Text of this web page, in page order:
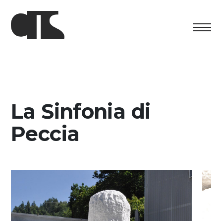
Kulturelles Programm
Vermietung
Unterstützung
La Sinfonia di
Peccia